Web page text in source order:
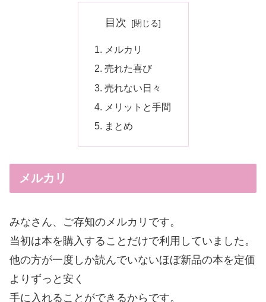
目次
メルカリ
売れた喜び
売れない日々
メリットと手間
まとめ
メルカリ
みなさん、ご存知のメルカリです。
当初は本を購入することだけで利用していました。
他の方が一度しか読んでいないほぼ新品の本を定価
よりずっと安く
手に入れることができるからです。